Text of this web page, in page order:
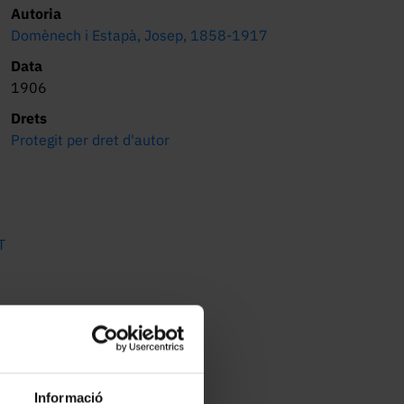
Informació
Autoria
Domènech i Estapà, Josep, 1858-1917
Data
1906
Drets
Protegit per dret d'autor